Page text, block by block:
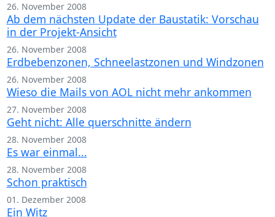
26. November 2008
Ab dem nächsten Update der Baustatik: Vorschau
in der Projekt-Ansicht
26. November 2008
Erdbebenzonen, Schneelastzonen und Windzonen
26. November 2008
Wieso die Mails von AOL nicht mehr ankommen
27. November 2008
Geht nicht: Alle querschnitte ändern
28. November 2008
Es war einmal...
28. November 2008
Schon praktisch
01. Dezember 2008
Ein Witz